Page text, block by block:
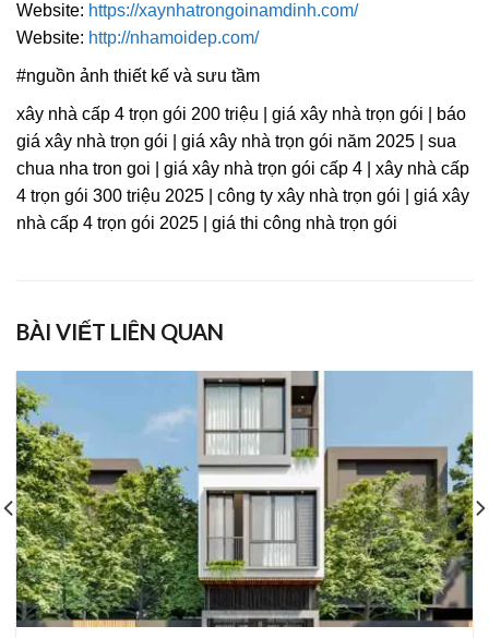
Website: https://xaynhatrongoinamdinh.com/
Website: http://nhamoidep.com/
#nguồn ảnh thiết kế và sưu tầm
xây nhà cấp 4 trọn gói 200 triệu | giá xây nhà trọn gói | báo
giá xây nhà trọn gói | giá xây nhà trọn gói năm 2025 | sua
chua nha tron goi | giá xây nhà trọn gói cấp 4 | xây nhà cấp
4 trọn gói 300 triệu 2025 | công ty xây nhà trọn gói | giá xây
nhà cấp 4 trọn gói 2025 | giá thi công nhà trọn gói
BÀI VIẾT LIÊN QUAN